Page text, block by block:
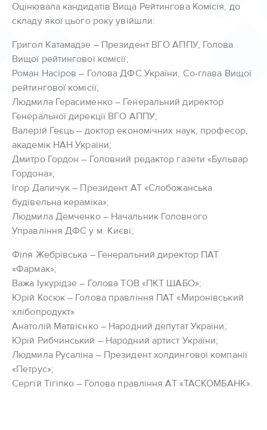
Оцінювала кандидатів Вища Рейтингова Комісія, до
складу якої цього року увійшли:
Григол Катамадзе – Президент ВГО АППУ, Голова
Вищої рейтингової комісії;
Роман Насіров – Голова ДФС України, Со-глава Вищої
рейтингової комісії;
Людмила Герасименко – Генеральний директор
Генеральної дирекції ВГО АППУ;
Валерій Геєць – доктор економічних наук, професор,
академік НАН України;
Дмитро Гордон – Головний редактор газети «Бульвар
Гордона»;
Ігор Даличук – Президент АТ «Слобожанська
будівельна кераміка»;
Людмила Демченко – Начальник Головного
Управління ДФС у м. Києві;
Філя Жебрівська – Генеральний директор ПАТ
«Фармак»;
Важа Іукурідзе – Голова ТОВ «ПКТ ШАБО»;
Юрій Косюк – Голова правління ПАТ «Миронівський
хлібопродукт»
Анатолій Матвієнко – Народний депутат України;
Юрій Рибчинський – Народний артист України;
Людмила Русаліна – Президент холдингової компанії
«Петрус»;
Сергій Тігіпко – Голова правління АТ «ТАСКОМБАНК».